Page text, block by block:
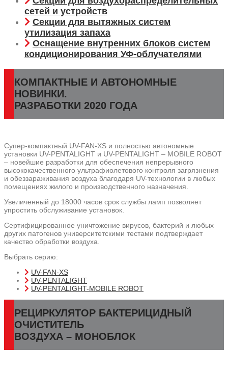
сетей и устройств
Секции для вытяжных систем
утилизация запаха
Оснащение внутренних блоков систем
кондиционирования УФ-облучателями
КОМПАКТНЫЕ И АВТОНОМНЫЕ
НОВИНКИ.
РАЗРАБОТКИ 2020 ГОДА
Супер-компактный UV-FAN-XS и полностью автономные
установки UV-PENTALIGHT и UV-PENTALIGHT – MOBILE ROBOT
– новейшие разработки для обеспечения непрерывного
высококачественного ультрафиолетового контроля загрязнения
и обеззараживания воздуха благодаря UV-технологии в любых
помещениях жилого и производственного назначения.
Увеличенный до 18000 часов срок службы ламп позволяет
упростить обслуживание установок.
Сертифицированное уничтожение вирусов, бактерий и любых
других патогенов университетскими тестами подтверждает
качество обработки воздуха.
Выбрать серию:
UV-FAN-XS
UV-PENTALIGHT
UV-PENTALIGHT-MOBILE ROBOT
РЕЦИРКУЛЯТОР БАКТЕРИЦИДНЫЙ
ОЧИСТИТЕЛЬ
ВОЗДУХА – МОНОБЛОК